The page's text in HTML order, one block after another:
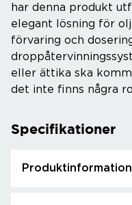
har denna produkt
elegant lösning för
förvaring och
eller ättika ska
det inte finns några
Specifikationer
Produktinformation